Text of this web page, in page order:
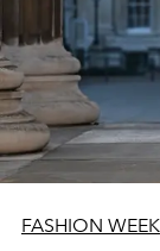
FASHION WEEK